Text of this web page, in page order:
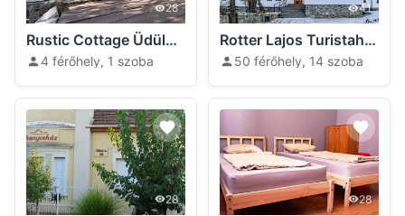
28
Rustic Cottage Üdülőház Budapest
4 férőhely, 1 szoba
41
Rotter Lajos Turistaház Budapest
50 férőhely, 14 szoba
28 28